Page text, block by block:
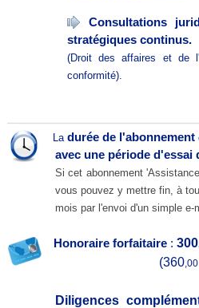
Consultations
stratégiques continus.
(Droit des affaires et de
conformité).
La durée de l'abonnement
avec une période d'essai
Si cet abonnement
vous pouvez y mettre fin, à
mois par l'envoi d'un simple e-
Honoraire forfaitaire : 300
(360 ,00
Diligences